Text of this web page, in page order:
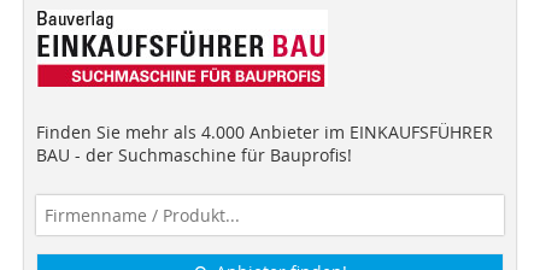
Finden Sie mehr als 4.000 Anbieter im EINKAUFSFÜHRER
BAU - der Suchmaschine für Bauprofis!